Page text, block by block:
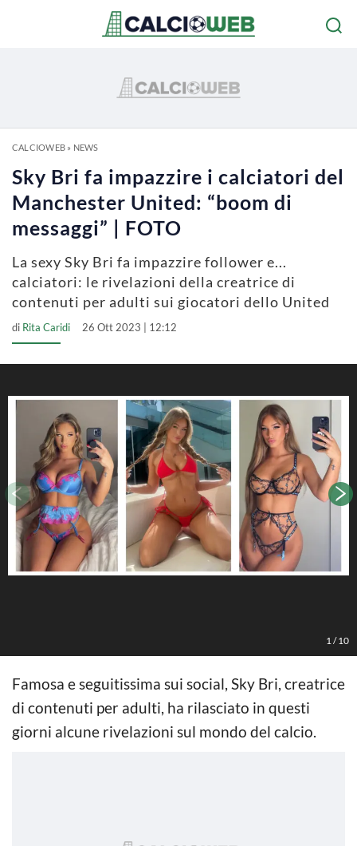
CALCIOWEB» NEWS
Sky Bri fa impazzire i calciatori del
Manchester United: “boom di
messaggi” | FOTO
La sexy Sky Bri fa impazzire follower e...
calciatori: le rivelazioni della creatrice di
contenuti per adulti sui giocatori dello United
di Rita Caridi 26 Ott 2023 | 12:12
1 /10
Famosa e seguitissima sui social, Sky Bri, creatrice
di contenuti per adulti, ha rilasciato in questi
giorni alcune rivelazioni sul mondo del calcio.